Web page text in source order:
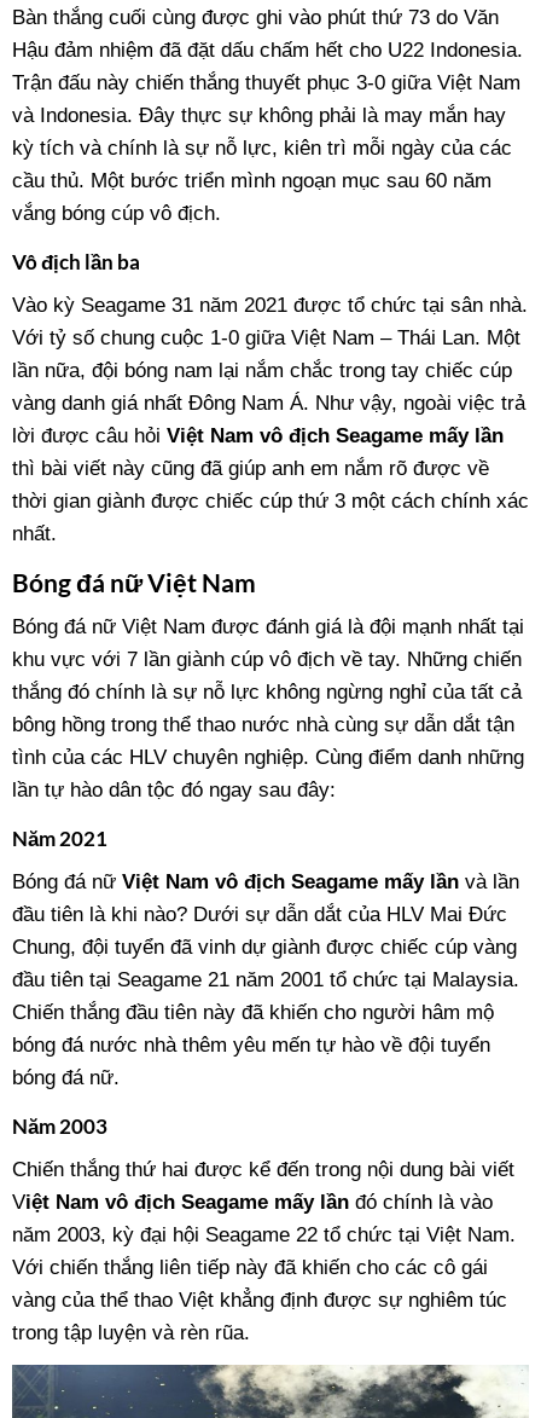
Bàn thắng cuối cùng được ghi vào phút thứ 73 do Văn
Hậu đảm nhiệm đã đặt dấu chấm hết cho U22 Indonesia.
Trận đấu này chiến thắng thuyết phục 3-0 giữa Việt Nam
và Indonesia. Đây thực sự không phải là may mắn hay
kỳ tích và chính là sự nỗ lực, kiên trì mỗi ngày của các
cầu thủ. Một bước triển mình ngoạn mục sau 60 năm
vắng bóng cúp vô địch.
Vô địch lần ba
Vào kỳ Seagame 31 năm 2021 được tổ chức tại sân nhà.
Với tỷ số chung cuộc 1-0 giữa Việt Nam – Thái Lan. Một
lần nữa, đội bóng nam lại nắm chắc trong tay chiếc cúp
vàng danh giá nhất Đông Nam Á. Như vậy, ngoài việc trả
lời được câu hỏi Việt Nam vô địch Seagame mấy lần
thì bài viết này cũng đã giúp anh em nắm rõ được về
thời gian giành được chiếc cúp thứ 3 một cách chính xác
nhất.
Bóng đá nữ Việt Nam
Bóng đá nữ Việt Nam được đánh giá là đội mạnh nhất tại
khu vực với 7 lần giành cúp vô địch về tay. Những chiến
thắng đó chính là sự nỗ lực không ngừng nghỉ của tất cả
bông hồng trong thể thao nước nhà cùng sự dẫn dắt tận
tình của các HLV chuyên nghiệp. Cùng điểm danh những
lần tự hào dân tộc đó ngay sau đây:
Năm 2021
Bóng đá nữ Việt Nam vô địch Seagame mấy lần và lần
đầu tiên là khi nào? Dưới sự dẫn dắt của HLV Mai Đức
Chung, đội tuyển đã vinh dự giành được chiếc cúp vàng
đầu tiên tại Seagame 21 năm 2001 tổ chức tại Malaysia.
Chiến thắng đầu tiên này đã khiến cho người hâm mộ
bóng đá nước nhà thêm yêu mến tự hào về đội tuyển
bóng đá nữ.
Năm 2003
Chiến thắng thứ hai được kể đến trong nội dung bài viết
Việt Nam vô địch Seagame mấy lần đó chính là vào
năm 2003, kỳ đại hội Seagame 22 tổ chức tại Việt Nam.
Với chiến thắng liên tiếp này đã khiến cho các cô gái
vàng của thể thao Việt khẳng định được sự nghiêm túc
trong tập luyện và rèn rũa.